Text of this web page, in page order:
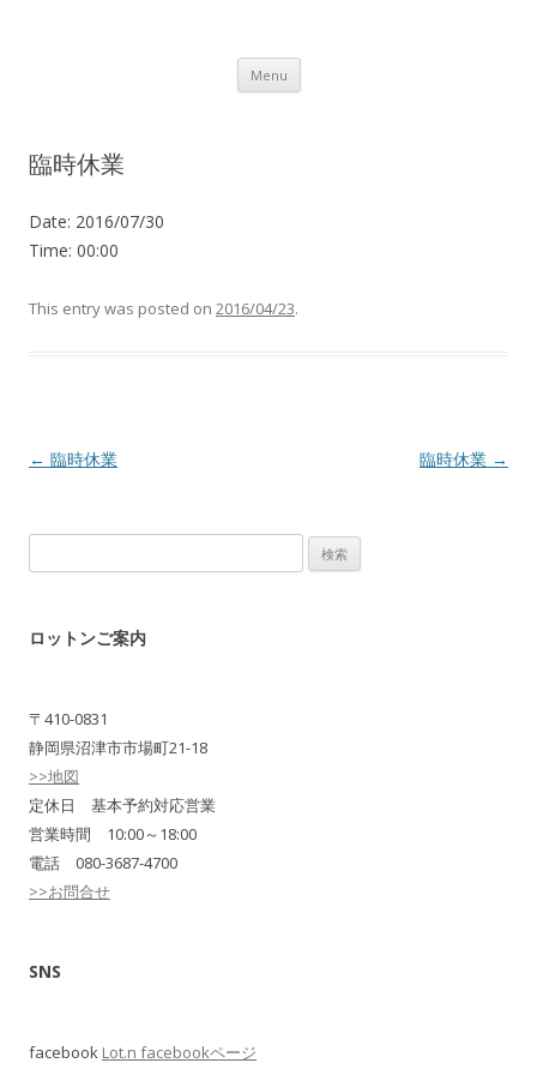
Menu Skip to content
臨時休業
Date: 2016/07/30
Time: 00:00
This entry was posted on 2016/04/23.
Post navigation
← 臨時休業 臨時休業 →
索:
ロットンご案内
〒410-0831
静岡県沼津市市場町21-18
>>地図
定休日 基本予約対応営業
営業時間 10:00～18:00
電話 080-3687-4700
>>お問合せ
SNS
facebook Lot.n facebookページ